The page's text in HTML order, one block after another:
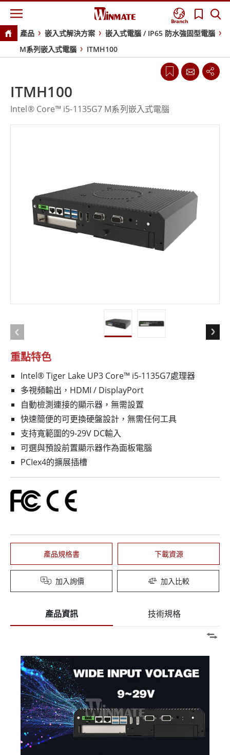
Branch
產品 嵌入式解決方案
嵌入式電腦 / IP65 防水強固型電腦
M系列嵌入式電腦
ITMH100
重點特色
Intel® Tiger Lake UP3 Core™ i5-1135G7處理器
多視頻輸出，HDMI / DisplayPort
自動檢測連接的顯示器，無需設置
快速簡便的可更換硬盤設計，無需任何工具
支持寬範圍的9-29V DC輸入
可選與預設前置顯示器作為面板電腦
PCIex4的擴展插槽
產品規格書 下載資源
加入詢價 加入比較
ITMH100
Intel® Core™ i5-1135G7 M系列嵌入式電腦
產品資訊 技術規格